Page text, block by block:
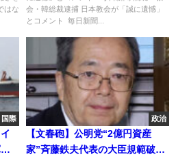
はな
会・韓総裁逮捕 日本教会が「誠に遺憾」
とコメント 毎日新聞...
国際 政治
【文春砲】公明党“2億円資産
家”斉藤鉄夫代表の大臣規範破り